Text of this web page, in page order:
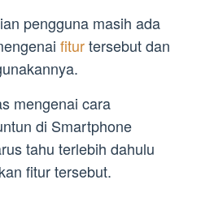
pengguna masih ada
fiturtersebut dan
mengenai cara
di Smartphone
tahu terlebih dahulu
fitur tersebut.